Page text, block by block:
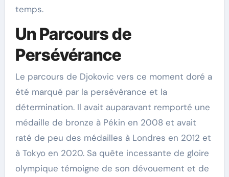
temps.
Un Parcours de
Persévérance
Le parcours de Djokovic vers ce moment doré a
été marqué par la persévérance et la
détermination. Il avait auparavant remporté une
médaille de bronze à Pékin en 2008 et avait
raté de peu des médailles à Londres en 2012 et
à Tokyo en 2020. Sa quête incessante de gloire
olympique témoigne de son dévouement et de